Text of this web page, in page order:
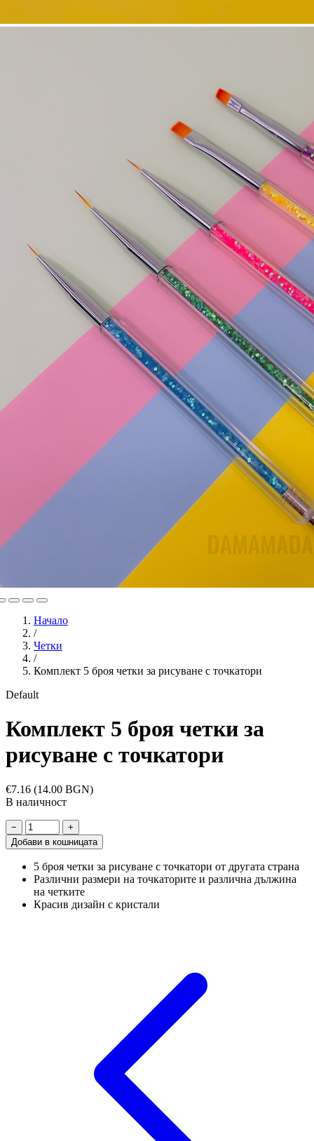
Начало
/
Четки
/
Комплект 5 броя четки за рисуване с точкатори
Default
Комплект 5 броя четки за
рисуване с точкатори
€7.16 (14.00 BGN)
В наличност
−
+
Добави в кошницата
5 броя четки за рисуване с точкатори от другата страна
Различни размери на точкаторите и различна дължина
на четките
Красив дизайн с кристали